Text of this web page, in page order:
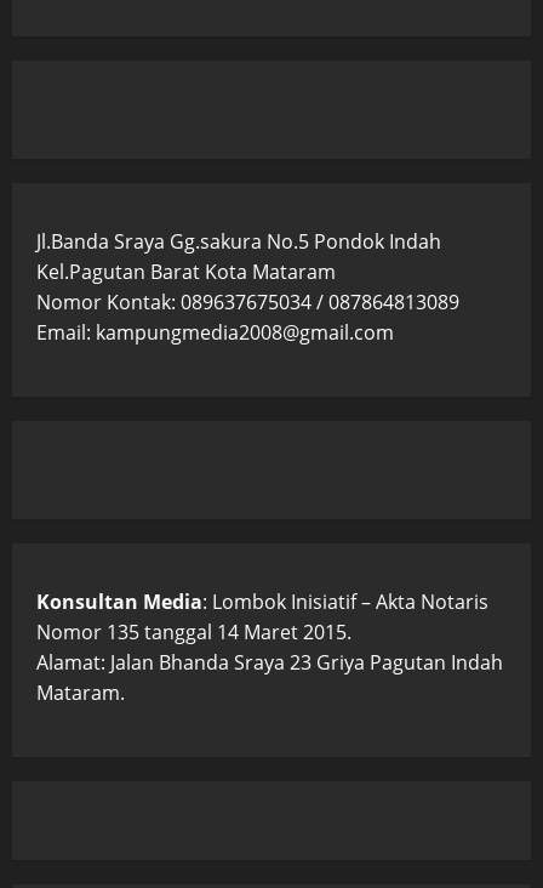
Jl.Banda Sraya Gg.sakura No.5 Pondok Indah
Kel.Pagutan Barat Kota Mataram
Nomor Kontak: 089637675034 / 087864813089
Email: kampungmedia2008@gmail.com
Konsultan Media: Lombok Inisiatif – Akta Notaris
Nomor 135 tanggal 14 Maret 2015.
Alamat: Jalan Bhanda Sraya 23 Griya Pagutan Indah
Mataram.